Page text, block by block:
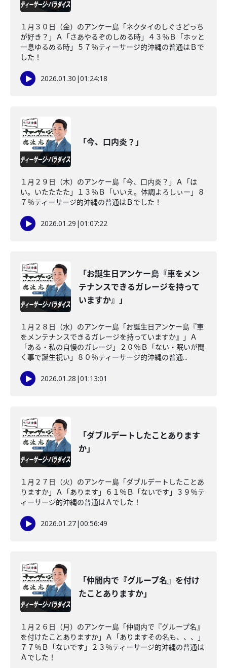
１月３０日（金）のアンケー島「ネクタイのしぐさどっち
が好き？」Ａ「さあやるぞのしめる時」４３％Ｂ「ホッと
一息ゆるめる時」５７％ティーサージ的沖縄の普通はＢで
した！
2026.01.30 |01:24:18
「今、口内炎？」
１月２９日（木）のアンケー島「今、口内炎？」Ａ「は
い。いたたたた」１３％Ｂ「いいえ。体調よろしぃー」８
７％ティーサージ的沖縄の普通はＢでした！
2026.01.29 |01:07:22
「お誕生日アンケー島『車をメン
テナンスできるガレージを持って
いますか』」
１月２８日（水）のアンケー島「お誕生日アンケー島『車
をメンテナンスできるガレージを持っていますか』」Ａ
「ある・私の自慢のガレージ」２０％Ｂ「ない・眠いが聞
く事で誕生祝い」８０％ティーサージ的沖縄の普通...
2026.01.28 |01:13:01
「ダブルデートしたことあります
か」
１月２７日（火）のアンケー島「ダブルデートしたことあ
りますか」Ａ「あります」６１％Ｂ「ないです」３９％テ
ィーサージ的沖縄の普通はＡでした！
2026.01.27|00:56:49
「仲間内で『グループ名』を付け
たことありますか」
１月２６日（月）のアンケー島「仲間内で『グループ名』
を付けたことありますか」Ａ「ありますその名も、、、」
７７％Ｂ「ないです」２３％ティーサージ的沖縄の普通は
Ａでした！